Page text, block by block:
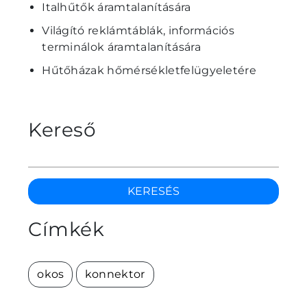
Italhűtők áramtalanítására
Világító reklámtáblák, információs
terminálok áramtalanítására
Hűtőházak hőmérsékletfelügyeletére
Kereső
KERESÉS
Címkék
okos konnektor